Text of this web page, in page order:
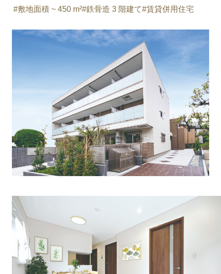
Feel+1 Type
Fusion Type
Fwin suite
設備について
外観デザイン- My Style vintage
セレの技術力
アパートができるまで
千葉工場
アパート経営サポート
賃貸管理
建物管理
入居者募集システム
オーナーサポート
オーナーさま・ゲストの声
ゲストの声
お知らせ
敷地面積 ~ 450 m² 鉄骨造 3 階建て 賃貸併用住宅